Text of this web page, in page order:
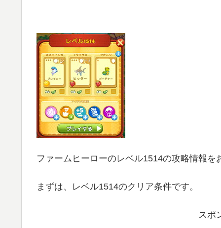
ファームヒーローのレベル1514の攻略情報を
まずは、レベル1514のクリア条件です。
スポ